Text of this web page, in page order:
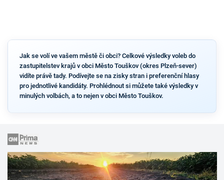
Jak se volí ve vašem městě či obci? Celkové výsledky voleb do
zastupitelstev krajů v obci Město Touškov (okres Plzeň-sever)
vidíte právě tady. Podívejte se na zisky stran i preferenční hlasy
pro jednotlivé kandidáty. Prohlédnout si můžete také výsledky v
minulých volbách, a to nejen v obci Město Touškov.